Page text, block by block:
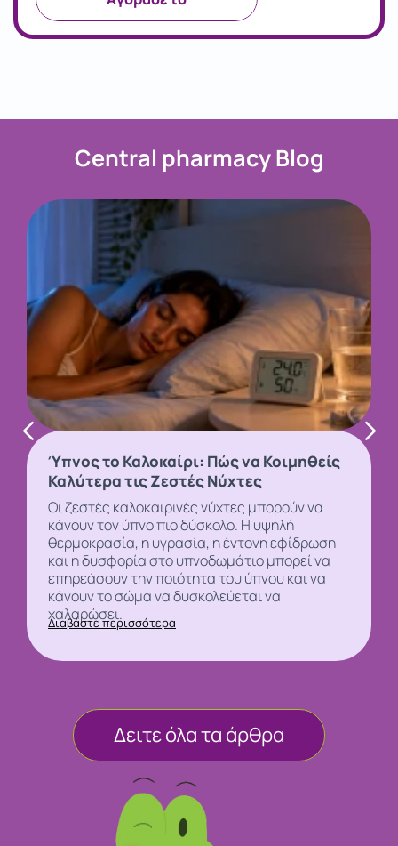
Central pharmacy Blog
Ύπνος το Καλοκαίρι: Πώς να Κοιμηθείς
Καλύτερα τις Ζεστές Νύχτες
Οι ζεστές καλοκαιρινές νύχτες μπορούν να
κάνουν τονύπνοπιο δύσκολο. Η υψηλή
θερμοκρασία, η υγρασία, η έντονη εφίδρωση
και η δυσφορία στο υπνοδωμάτιο μπορεί να
επηρεάσουν την ποιότητα του ύπνου και να
κάνουν το σώμα να δυσκολεύεται να
χαλαρώσει.
Διαβάστε περισσότερα
Δειτε όλα τα άρθρα